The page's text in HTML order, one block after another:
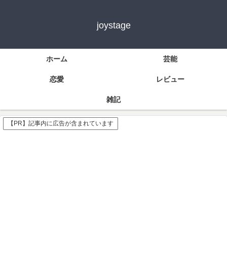
joystage
ホーム 芸能
恋愛 レビュー
雑記
【PR】記事内に広告が含まれています